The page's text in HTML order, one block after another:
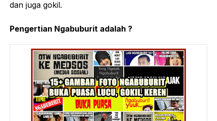
dan juga gokil.
Pengertian Ngabuburit adalah ?